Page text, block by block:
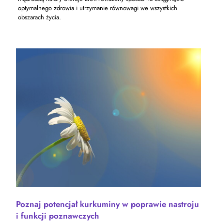
optymalnego zdrowia i utrzymanie równowagi we wszystkich
obszarach życia.
Poznaj potencjał kurkuminy w poprawie nastroju
i funkcji poznawczych